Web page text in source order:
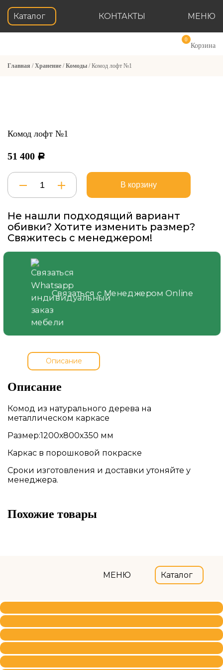
Каталог КОНТАКТЫ МЕНЮ
0
Корзина
Главная /Хранение /Комоды / Комод лофт №1
Комод лофт №1
51 400 Р
Количество
товара
Комод
№1
В корзину
Не нашли подходящий вариант
обивки? Хотите изменить размер?
Свяжитесь с менеджером!
Связаться с Менеджером Online
Описание
Описание
Комод из натурального дерева на
металлическом каркасе
Размер:1200х800х350 мм
Каркас в порошковой покраске
Сроки изготовления и доставки утоняйте у
менеджера.
Похожие товары
МЕНЮ Каталог